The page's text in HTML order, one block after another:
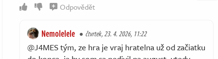
Odpovědět
Nemolelele čtvrtek, 23. 4. 2026, 11:22
@J4MES tým, ze hra je vraj hratelna už od začiatku